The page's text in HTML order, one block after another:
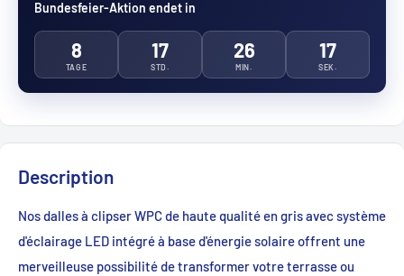
Bundesfeier-Aktion endet in
8
TAGE
17
STD.
26
MIN.
16
SEK.
Description
Nos dalles à clipser WPC de haute qualité en gris avec système
d'éclairage LED intégré à base d'énergie solaire offrent une
merveilleuse possibilité de transformer votre terrasse ou